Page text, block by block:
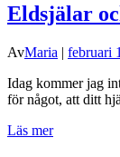
Eldsjälar
AvMaria | februari
Idag kommer jag
för något, att ditt
Läs mer